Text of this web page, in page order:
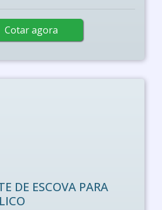
Cotar agora
DE ESCOVA PARA